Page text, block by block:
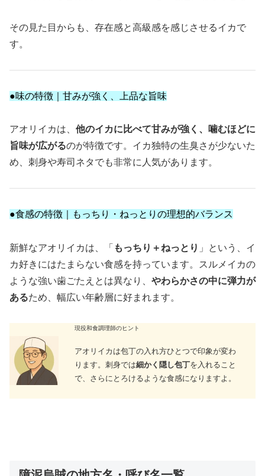
その見た目からも、存在感と高級感を感じさせるイカで
す。
●味の特徴｜甘みが強く、上品な旨味
アオリイカは、 他のイカに比べて甘みが強く、噛むほどに
旨味が広がるのが特徴です。イカ独特の生臭さが少ないた
め、刺身や寿司ネタでも非常に人気があります。
●食感の特徴｜もっちり・ねっとりの理想的バランス
新鮮なアオリイカは、「 もっちり＋ねっとり 」という、イ
カ好きにはたまらない食感を持っています。スルメイカの
ような強い歯ごたえとは異なり、 やわらかさの中に弾力が
あるため、幅広い年齢層に好まれます。
現役和食調理師のヒント
アオリイカは包丁の入れ方ひとつで印象が変わ
ります。刺身では細かく隠し包丁を入れること
で、さらにとろけるような食感になりますよ。